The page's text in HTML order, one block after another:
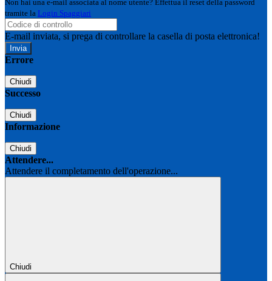
Non hai una e-mail associata al nome utente? Effettua il reset della password
tramite la Login Spaggiari
E-mail inviata, si prega di controllare la casella di posta elettronica!
Errore
Chiudi
Successo
Chiudi
Informazione
Chiudi
Attendere...
Attendere il completamento dell'operazione...
Chiudi